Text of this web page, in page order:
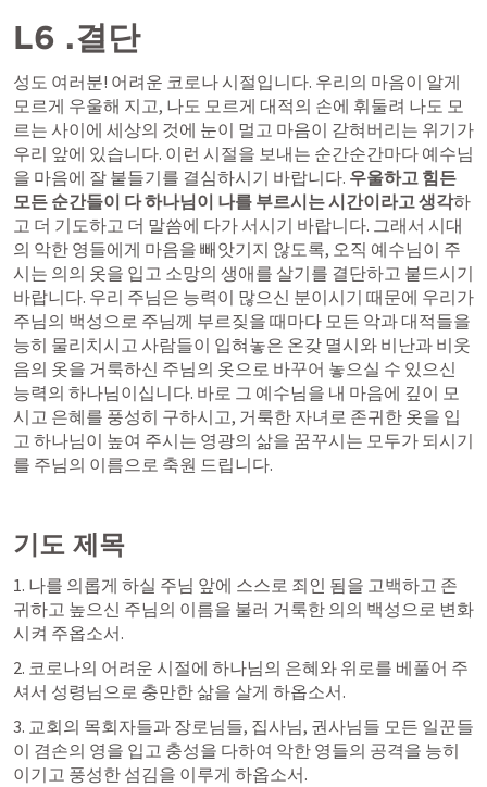
L6 .결단
성도 여러분! 어려운 코로나 시절입니다. 우리의 마음이 알게
모르게 우울해 지고, 나도 모르게 대적의 손에 휘둘려 나도 모
르는 사이에 세상의 것에 눈이 멀고 마음이 갇혀버리는 위기가
우리 앞에 있습니다. 이런 시절을 보내는 순간순간마다 예수님
을 마음에 잘 붙들기를 결심하시기 바랍니다. 우울하고 힘든
모든 순간들이 다 하나님이 나를 부르시는 시간이라고 생각하
고 더 기도하고 더 말씀에 다가 서시기 바랍니다. 그래서 시대
의 악한 영들에게 마음을 빼앗기지 않도록, 오직 예수님이 주
시는 의의 옷을 입고 소망의 생애를 살기를 결단하고 붙드시기
바랍니다. 우리 주님은 능력이 많으신 분이시기 때문에 우리가
주님의 백성으로 주님께 부르짖을 때마다 모든 악과 대적들을
능히 물리치시고 사람들이 입혀놓은 온갖 멸시와 비난과 비웃
음의 옷을 거룩하신 주님의 옷으로 바꾸어 놓으실 수 있으신
능력의 하나님이십니다. 바로 그 예수님을 내 마음에 깊이 모
시고 은혜를 풍성히 구하시고, 거룩한 자녀로 존귀한 옷을 입
고 하나님이 높여 주시는 영광의 삶을 꿈꾸시는 모두가 되시기
를 주님의 이름으로 축원 드립니다.
기도 제목
1. 나를 의롭게 하실 주님 앞에 스스로 죄인 됨을 고백하고 존
귀하고 높으신 주님의 이름을 불러 거룩한 의의 백성으로 변화
시켜 주옵소서.
2. 코로나의 어려운 시절에 하나님의 은혜와 위로를 베풀어 주
셔서 성령님으로 충만한 삶을 살게 하옵소서.
3. 교회의 목회자들과 장로님들, 집사님, 권사님들 모든 일꾼들
이 겸손의 영을 입고 충성을 다하여 악한 영들의 공격을 능히
이기고 풍성한 섬김을 이루게 하옵소서.